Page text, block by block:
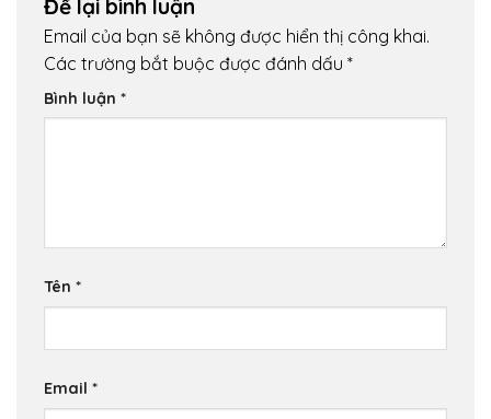
Để lại bình luận
Email của bạn sẽ không được hiển thị công khai.
Các trường bắt buộc được đánh dấu *
Bình luận *
Tên *
Email *